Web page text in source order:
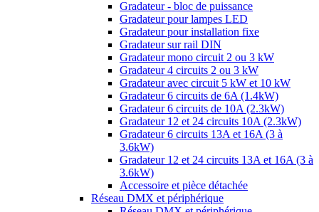
Gradateur - bloc de puissance
Gradateur pour lampes LED
Gradateur pour installation fixe
Gradateur sur rail DIN
Gradateur mono circuit 2 ou 3 kW
Gradateur 4 circuits 2 ou 3 kW
Gradateur avec circuit 5 kW et 10 kW
Gradateur 6 circuits de 6A (1.4kW)
Gradateur 6 circuits de 10A (2.3kW)
Gradateur 12 et 24 circuits 10A (2.3kW)
Gradateur 6 circuits 13A et 16A (3 à
3.6kW)
Gradateur 12 et 24 circuits 13A et 16A (3 à
3.6kW)
Accessoire et pièce détachée
Réseau DMX et périphérique